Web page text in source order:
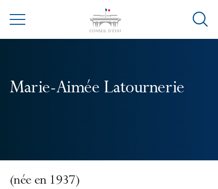
Menu
Ouvrir
Marie-Aimée Latournerie
(née en 1937)